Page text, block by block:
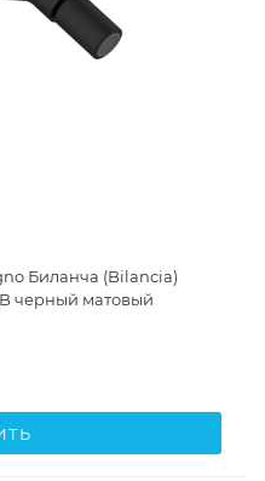
Биланча (Bilancia)
черный матовый